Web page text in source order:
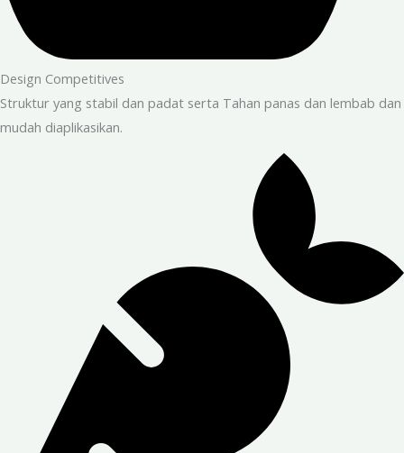
Design Competitives
Struktur yang stabil dan padat serta Tahan panas dan lembab dan
mudah diaplikasikan.